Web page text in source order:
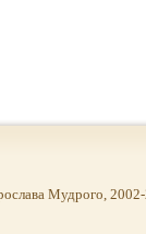
Мудрого,